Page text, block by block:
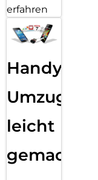
erfahren
Handy
Umzug
leicht
gemacht!